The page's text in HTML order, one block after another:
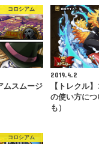
コロシアム
ムスムージ
2019.4.2
【トレクル
の使い方に
も）
コロシアム